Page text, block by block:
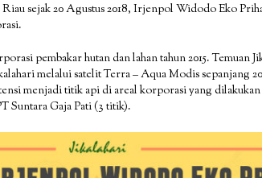
sejak 20 Agustus 2018, Irjenpol Widodo Eko
pembakar hutan dan lahan tahun 2015. Temuan
melalui satelit Terra – Aqua Modis sepanjang
menjadi titik api di areal korporasi yang dilakukan
Suntara Gaja Pati (3 titik).